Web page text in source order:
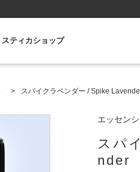
スティカショップ
スパイクラベンダー / Spike
エッセン
スパ
nder